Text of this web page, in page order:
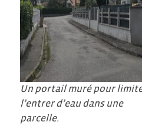
Un portail muré pour
l’entrer d’eau dans une
parcelle.